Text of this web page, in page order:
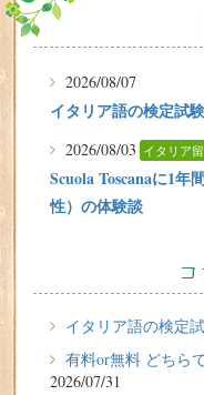
2026/08/07
イタリア語の検定試
2026/08/03 イタリア
Scuola Toscanaに1年
性）の体験談
有料or無料 どちらで
フィレンツェに1週
性）の体験談
イタリア語の検定
有料or無料 どちら
2026/07/31